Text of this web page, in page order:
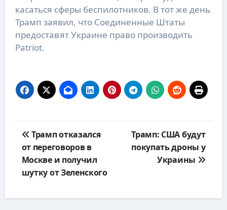
касаться сферы беспилотников. В тот же день
Трамп заявил, что Соединенные Штаты
предоставят Украине право производить
Patriot.
по
записям
Трамп отказался
от переговоров в
Москве и получил
шутку от Зеленского
Трамп: США будут
покупать дроны у
Украины